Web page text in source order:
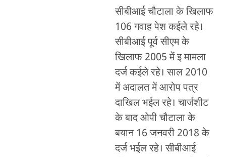
सीबीआई चौटाला के खिलाफ
106 गवाह पेश कईले रहे।
सीबीआई पूर्व सीएम के
खिलाफ 2005 में इ मामला
दर्ज कईले रहे। साल 2010
में अदालत में आरोप पत्र
दाखिल भईल रहे। चार्जशीट
के बाद ओपी चौटाला के
बयान 16 जनवरी 2018 के
दर्ज भईल रहे। सीबीआई